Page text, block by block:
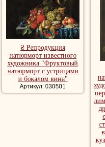
₴ Репродукция
натюрморт известного
художника "Фруктовый
натюрморт с устрицами
и бокалом вина"
Артикул: 030501